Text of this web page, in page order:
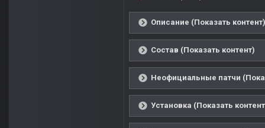
Описание (Показать контент)
Состав (Показать контент)
Неофициальные патчи
Установка (Показать